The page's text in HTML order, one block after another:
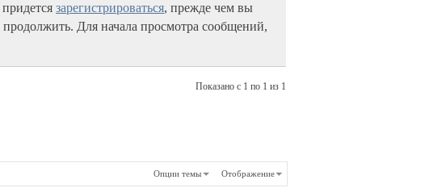
зарегистрироваться, прежде чем вы
Для начала просмотра сообщений,
Показано с 1 по 1 из 1
Опции темы Отображение